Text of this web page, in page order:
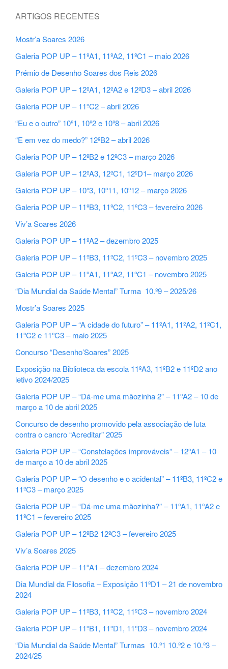
ARTIGOS RECENTES
Mostr’a Soares 2026
Galeria POP UP – 11ºA1, 11ºA2, 11ºC1 – maio 2026
Prémio de Desenho Soares dos Reis 2026
Galeria POP UP – 12ºA1, 12ºA2 e 12ºD3 – abril 2026
Galeria POP UP – 11ºC2 – abril 2026
“Eu e o outro” 10º1, 10º2 e 10º8 – abril 2026
“E em vez do medo?” 12ºB2 – abril 2026
Galeria POP UP – 12ºB2 e 12ºC3 – março 2026
Galeria POP UP – 12ºA3, 12ºC1, 12ºD1– março 2026
Galeria POP UP – 10º3, 10º11, 10º12 – março 2026
Galeria POP UP – 11ºB3, 11ºC2, 11ºC3 – fevereiro 2026
Viv’a Soares 2026
Galeria POP UP – 11ºA2 – dezembro 2025
Galeria POP UP – 11ºB3, 11ºC2, 11ºC3 – novembro 2025
Galeria POP UP – 11ºA1, 11ºA2, 11ºC1 – novembro 2025
“Dia Mundial da Saúde Mental” Turma 10.º9 – 2025/26
Mostr’a Soares 2025
Galeria POP UP – “A cidade do futuro” – 11ºA1, 11ºA2, 11ºC1,
11ºC2 e 11ºC3 – maio 2025
Concurso “Desenho’Soares” 2025
Exposição na Biblioteca da escola 11ºA3, 11ºB2 e 11ºD2 ano
letivo 2024/2025
Galeria POP UP – “Dá-me uma mãozinha 2” – 11ºA2 – 10 de
março a 10 de abril 2025
Concurso de desenho promovido pela associação de luta
contra o cancro “Acreditar” 2025
Galeria POP UP – “Constelações improváveis” – 12ºA1 – 10
de março a 10 de abril 2025
Galeria POP UP – “O desenho e o acidental” – 11ºB3, 11ºC2 e
11ºC3 – março 2025
Galeria POP UP – “Dá-me uma mãozinha?” – 11ºA1, 11ºA2 e
11ºC1 – fevereiro 2025
Galeria POP UP – 12ºB2 12ºC3 – fevereiro 2025
Viv’a Soares 2025
Galeria POP UP – 11ºA1 – dezembro 2024
Dia Mundial da Filosofia – Exposição 11ºD1 – 21 de novembro
2024
Galeria POP UP – 11ºB3, 11ºC2, 11ºC3 – novembro 2024
Galeria POP UP – 11ºB1, 11ºD1, 11ºD3 – novembro 2024
“Dia Mundial da Saúde Mental” Turmas 10.º1 10.º2 e 10.º3 –
2024/25